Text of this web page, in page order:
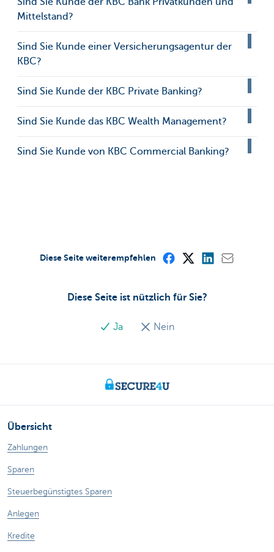
Mittelstand?
Sind Sie Kunde einer Versicherungsagentur der
KBC?
Sind Sie Kunde der KBC Private Banking?
Sind Sie Kunde das KBC Wealth Management?
Sind Sie Kunde von KBC Commercial Banking?
Diese Seite ist nützlich für Sie?
Ja Nein
Diese Seite weiterempfehlen
Übersicht
Zahlungen
Sparen
Steuerbegünstigtes Sparen
Anlegen
Kredite